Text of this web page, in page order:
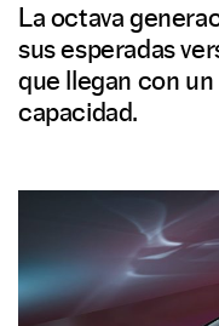
La octava
sus esperadas
que llegan con
capacidad.